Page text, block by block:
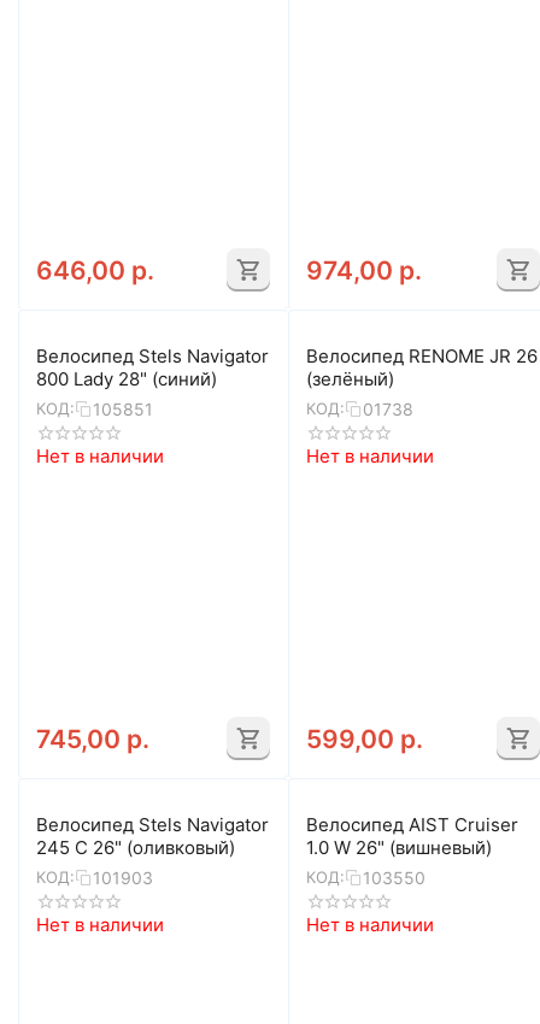
646,00 р. 974,00 р.
Велосипед Stels Navigator
800 Lady 28" (синий)
КОД: 105851
Нет в наличии
745,00 р.
Велосипед RENOME JR 26
(зелёный)
КОД: 01738
Нет в наличии
599,00 р.
Велосипед Stels Navigator
245 C 26" (оливковый)
КОД: 101903
Нет в наличии
Велосипед AIST Cruiser
1.0 W 26" (вишневый)
КОД: 103550
Нет в наличии